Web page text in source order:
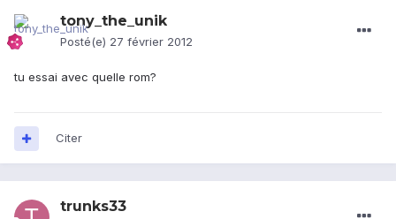
tony_the_unik
Posté(e) 27 février 2012
tu essai avec quelle rom?
Citer
trunks33